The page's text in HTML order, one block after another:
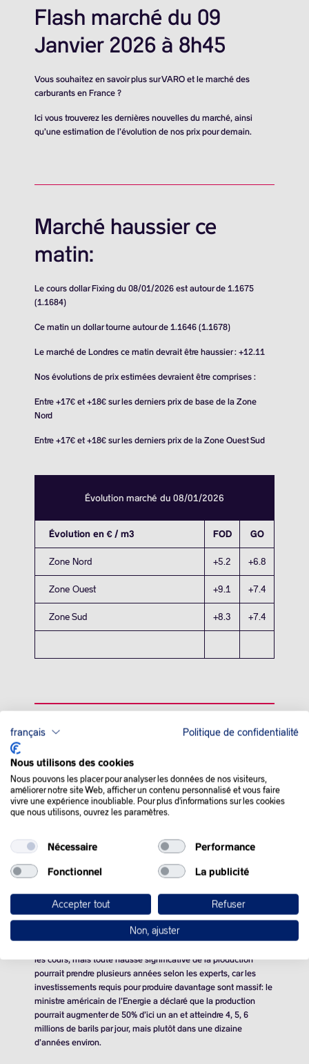
Flash marché du 09
Janvier 2026 à 8h45
Vous souhaitez en savoir plus sur VARO et le marché des
carburants en France ?
Ici vous trouverez les dernières nouvelles du marché, ainsi
qu’une estimation de l’évolution de nos prix pour demain.
Marché haussier ce
matin:
Le cours dollar Fixing du 08/01/2026 est autour de 1.1675
(1.1684)
Ce matin un dollar tourne autour de 1.1646 (1.1678)
Le marché de Londres ce matin devrait être haussier : +12.11
Nos évolutions de prix estimées devraient être comprises :
Entre +17€ et +18€ sur les derniers prix de base de la Zone
Nord
Entre +17€ et +18€ sur les derniers prix de la Zone Ouest Sud
Évolution marché du 08/01/2026
Évolution en € / m3 FOD GO
Zone Nord +5.2 +6.8
Zone Ouest +9.1 +7.4
Zone Sud +8.3 +7.4
QUE SE PASSE-T-IL
DANS LE MONDE :
Les prix du pétrole ont pris de la vitesse jeudi, alors que les
prenne plusieurs années.
Donald Trump a déclaré samedi qu’il autoriserait les
pour exploiter ses immenses réserves de brut après la capture
du président déchu Nicolas Maduro.
les cours, mais toute hausse significative de la production
pourrait prendre plusieurs années selon les experts, car les
investissements requis pour produire davantage sont massif: le
ministre américain de l’Energie a déclaré que la production
pourrait augmenter de 50% d’ici un an et atteindre 4, 5, 6
millions de barils par jour, mais plutôt dans une dizaine
d’années environ.
français Politique de confidentialité
Nous utilisons des cookies
Nous pouvons les placer pour analyser les données de nos visiteurs,
améliorer notre site Web, afficher un contenu personnalisé et vous faire
vivre une expérience inoubliable. Pour plus d'informations sur les cookies
que nous utilisons, ouvrez les paramètres.
Nécessaire Performance
Fonctionnel La publicité
Accepter tout Refuser
Non, ajuster